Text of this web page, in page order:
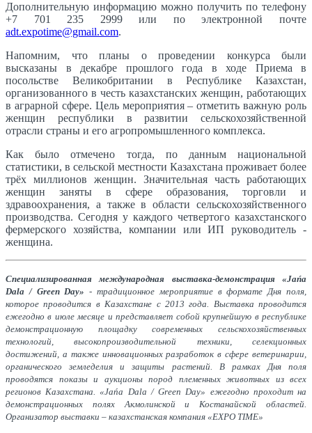
Дополнительную информацию можно получить по телефону
+7 701 235 2999 или по электронной почте
adt.expotime@gmail.com.
Напомним, что планы о проведении конкурса были
высказаны в декабре прошлого года в ходе Приема в
посольстве Великобритании в Республике Казахстан,
организованного в честь казахстанских женщин, работающих
в аграрной сфере. Цель мероприятия – отметить важную роль
женщин республики в развитии сельскохозяйственной
отрасли страны и его агропромышленного комплекса.
Как было отмечено тогда, по данным национальной
статистики, в сельской местности Казахстана проживает более
трёх миллионов женщин. Значительная часть работающих
женщин заняты в сфере образования, торговли и
здравоохранения, а также в области сельскохозяйственного
производства. Сегодня у каждого четвертого казахстанского
фермерского хозяйства, компании или ИП руководитель -
женщина.
Специализированная международная выставка-демонстрация «Jańa
Dala / Green Day»- традиционное мероприятие в формате Дня поля,
которое проводится в Казахстане с 2013 года. Выставка проводится
ежегодно в июле месяце и представляет собой крупнейшую в республике
демонстрационную площадку современных сельскохозяйственных
технологий, высокопроизводительной техники, селекционных
достижений, а также инновационных разработок в сфере ветеринарии,
органического земледелия и защиты растений. В рамках Дня поля
проводятся показы и аукционы пород племенных животных из всех
регионов Казахстана. «Jańa Dala / Green Day» ежегодно проходит на
демонстрационных полях Акмолинской и Костанайской областей.
Организатор выставки – казахстанская компания «EXPO TIME»